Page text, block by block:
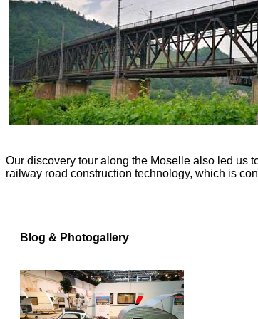
Our discovery tour along the Moselle also led us
railway road construction technology, which is
Blog & Photogallery